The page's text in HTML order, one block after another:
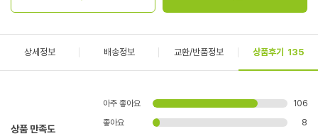
상세정보 배송정보 교환/반품정보 상품후기 135
상품 만족도
아주 좋아요
106
좋아요
8